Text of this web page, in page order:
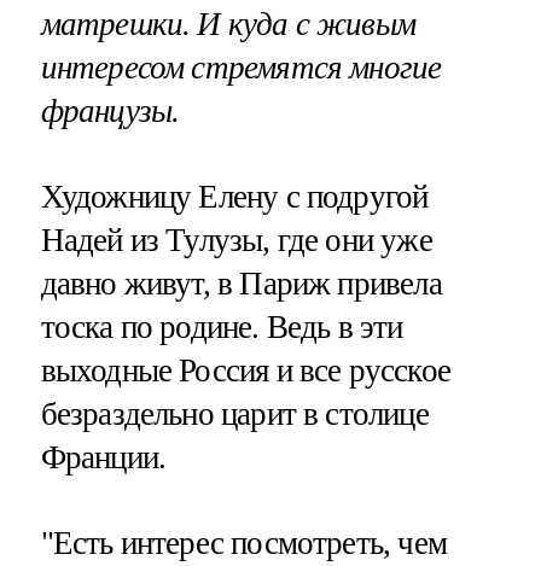
матрешки. И куда с живым
интересом стремятся многие
французы.
Художницу Елену с подругой
Надей из Тулузы, где они уже
давно живут, в Париж привела
тоска по родине. Ведь в эти
выходные Россия и все русское
безраздельно царит в столице
Франции.
"Есть интерес посмотреть, чем